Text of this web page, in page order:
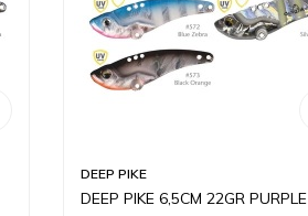
DEEP PIKE
DEEP PIKE 6,5CM 22GR PURPLE